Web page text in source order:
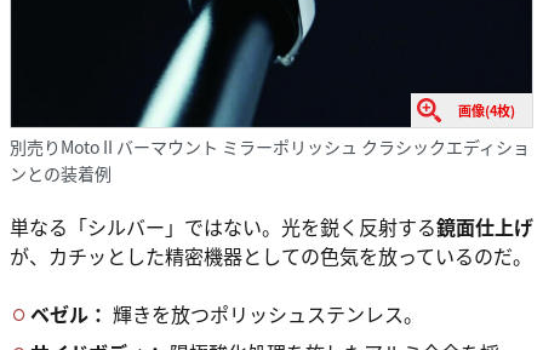
画像(4枚)
別売りMoto II バーマウント ミラーポリッシュ クラシックエディショ
ンとの装着例
単なる「シルバー」ではない。光を鋭く反射する鏡面仕上げ
が、カチッとした精密機器としての色気を放っているのだ。
ベゼル： 輝きを放つポリッシュステンレス。